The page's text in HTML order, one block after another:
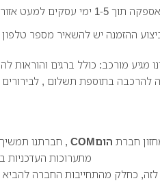
ימי עסקים למעט אזורים חריגים.
ההזמנה יש להשאיר מספר
מגיע מורכב: כולל ברגים
להרכבה בתוספת תשלום ,
חברת הוםCOM
, חברתנו תמשיך
מתערוכות העדכניות
לזה, כחלק מהתחייבות החברה